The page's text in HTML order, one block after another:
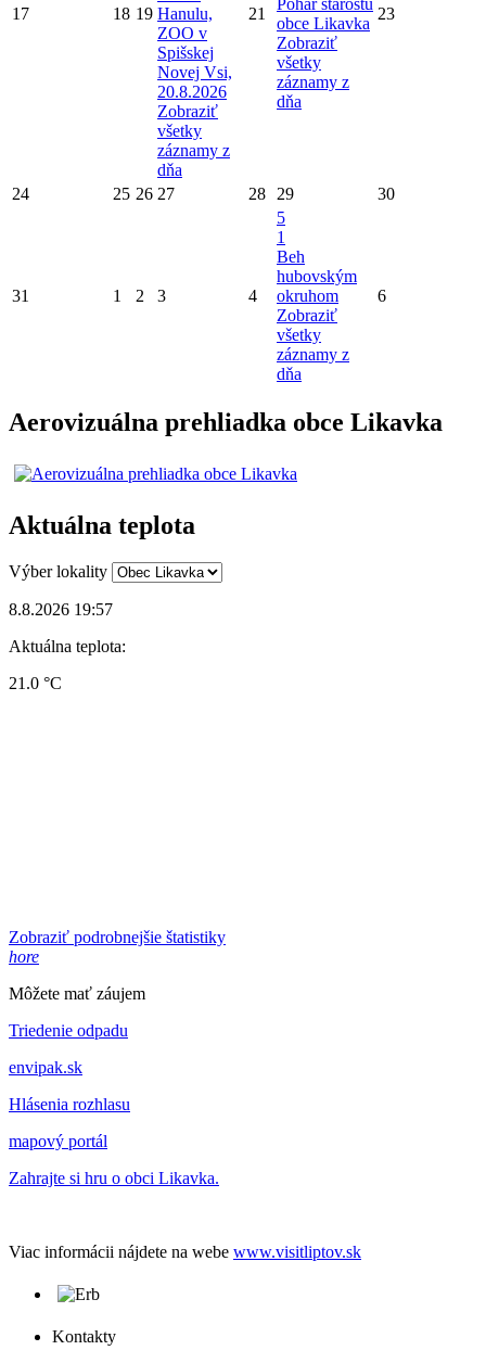
17 18 19 Hanulu,
ZOO v
Spišskej
Novej Vsi,
20.8.2026
Zobraziť
všetky
záznamy z
dňa
21
obce Likavka
Zobraziť
všetky
záznamy z
dňa
23
24 25 26 27 28 29 30
31 1 2 3 4
5
1
Beh
hubovským
okruhom
Zobraziť
všetky
záznamy z
dňa
6
Aerovizuálna prehliadka obce Likavka
Aktuálna teplota
Výber lokality
8.8.2026 19:57
Aktuálna teplota:
21.0 °C
Zobraziť podrobnejšie štatistiky
hore
Môžete mať záujem
Triedenie odpadu
envipak.sk
Hlásenia rozhlasu
mapový portál
Zahrajte si hru o obci Likavka.
Viac informácii nájdete na webe www.visitliptov.sk
Kontakty